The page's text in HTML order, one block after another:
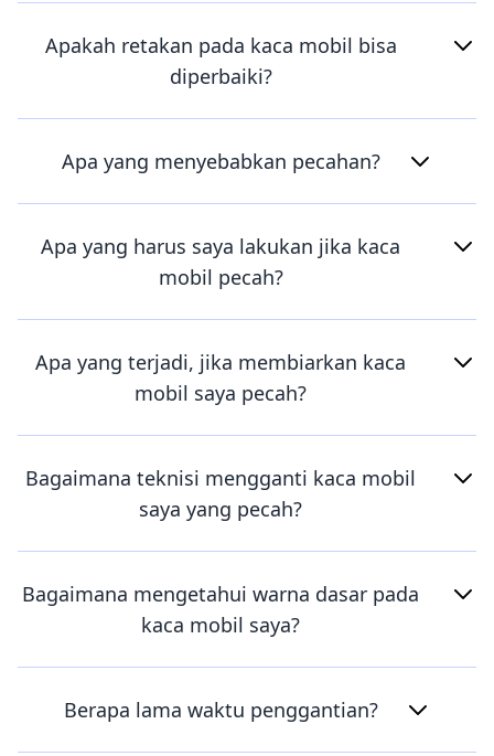
Apakah retakan pada kaca mobil bisa
diperbaiki?
Apa yang menyebabkan pecahan?
Apa yang harus saya lakukan jika kaca
mobil pecah?
Apa yang terjadi, jika membiarkan kaca
mobil saya pecah?
Bagaimana teknisi mengganti kaca mobil
saya yang pecah?
Bagaimana mengetahui warna dasar pada
kaca mobil saya?
Berapa lama waktu penggantian?